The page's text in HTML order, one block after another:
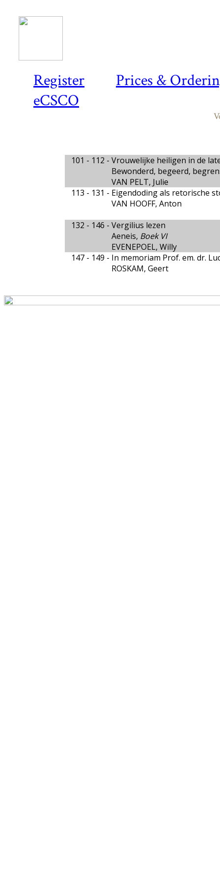
Register
Prices &
eCSCO
101 - 112 - Vrouwelijke heiligen in de
Bewonderd, begeerd,
VAN PELT, Julie
113 - 131 - Eigendoding als retorische
VAN HOOFF, Anton
132 - 146 - Vergilius lezen
Aeneis, Boek VI
EVENEPOEL, Willy
147 - 149 - In memoriam Prof. em. dr.
ROSKAM, Geert